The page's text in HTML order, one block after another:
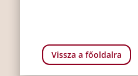
Vissza a főoldalra